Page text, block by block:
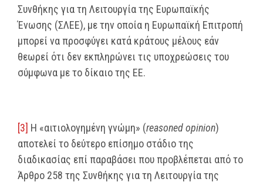
Συνθήκης για τη Λειτουργία της Ευρωπαϊκής
Ένωσης (ΣΛΕΕ), με την οποία η Ευρωπαϊκή Επιτροπή
μπορεί να προσφύγει κατά κράτους μέλους εάν
θεωρεί ότι δεν εκπληρώνει τις υποχρεώσεις του
σύμφωνα με το δίκαιο της ΕΕ.
[3] Η «αιτιολογημένη γνώμη» (reasoned opinion)
αποτελεί το δεύτερο επίσημο στάδιο της
διαδικασίας επί παραβάσει που προβλέπεται από το
Άρθρο 258 της Συνθήκης για τη Λειτουργία της